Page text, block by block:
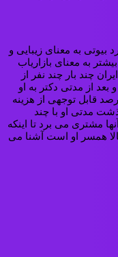
بیوتی به معنای زیبایی و
به معنای بازاریاب
چند بار چند نفر از
از مدتی دکتر به او
قابل توجهی از هزینه
مدتی او با چند
مشتری می برد تا اینکه
همسر او است آشنا می